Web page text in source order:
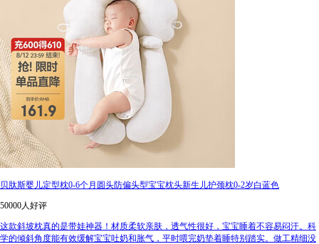
贝肽斯婴儿定型枕0-6个月圆头防偏头型宝宝枕头新生儿护颈枕0-2岁白蓝色
50000人好评
这款斜坡枕真的是带娃神器！材质柔软亲肤，透气性很好，宝宝睡着不容易闷汗。科
学的倾斜角度能有效缓解宝宝吐奶和胀气，平时喂完奶垫着睡特别踏实。做工精细没